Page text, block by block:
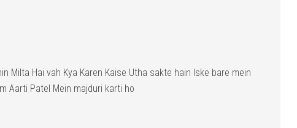
Milta Hai vah Kya Karen Kaise Utha sakte hain Iske bare mein
Aarti Patel Mein majduri karti ho